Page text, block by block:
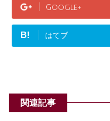
Google+
B! はてブ
関連記事